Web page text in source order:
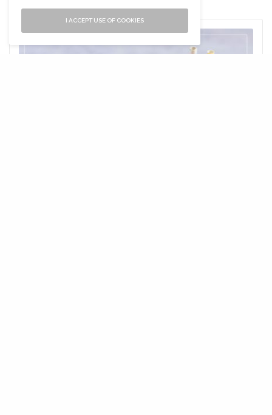
I ACCEPT USE OF COOKIES